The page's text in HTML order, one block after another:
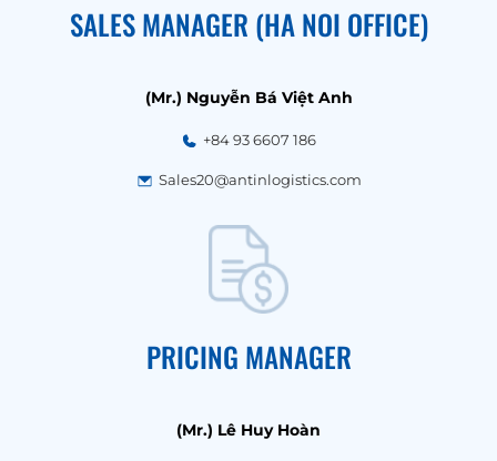
SALES MANAGER (HA NOI OFFICE)
(Mr.) Nguyễn Bá Việt Anh
+84 93 6607 186
Sales20@antinlogistics.com
PRICING MANAGER
(Mr.) Lê Huy Hoàn